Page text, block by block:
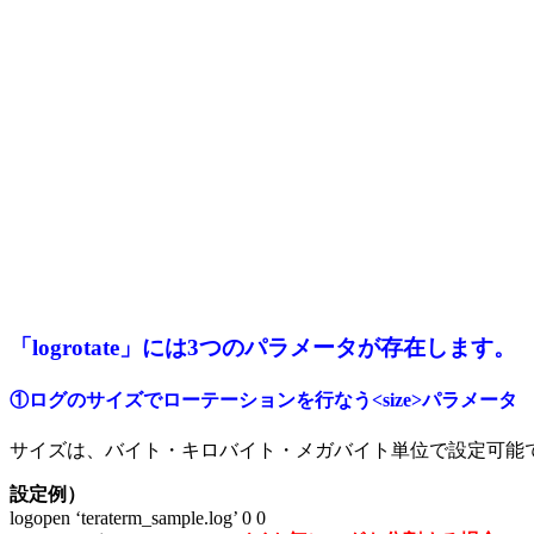
「logrotate」には3つのパラメータが存在します。
①ログのサイズでローテーションを行なう<size>パラメータ
サイズは、バイト・キロバイト・メガバイト単位で設定可能
設定例）
logopen ‘teraterm_sample.log’ 0 0